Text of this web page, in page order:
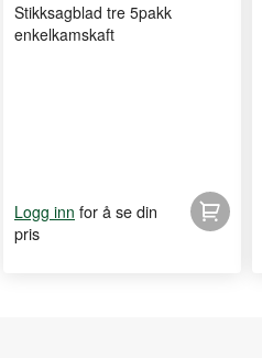
Stikksagblad tre 5pakk
enkelkamskaft
Logg inn for å se din
pris